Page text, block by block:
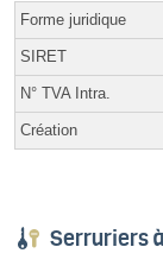
Forme juridique
SIRET
N° TVA Intra.
Création
Serruriers